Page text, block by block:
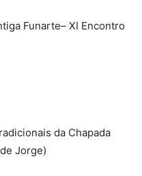
Funarte– XI Encontro
da Chapada
Jorge)